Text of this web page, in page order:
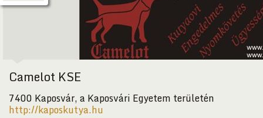
Camelot KSE
7400 Kaposvár, a Kaposvári Egyetem területén
http://kaposkutya.hu